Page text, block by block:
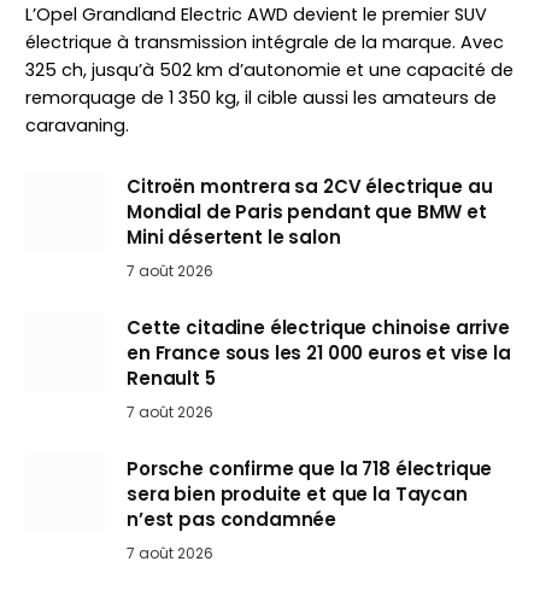
L’Opel Grandland Electric AWD devient le premier SUV
électrique à transmission intégrale de la marque. Avec
325 ch, jusqu’à 502 km d’autonomie et une capacité de
remorquage de 1 350 kg, il cible aussi les amateurs de
caravaning.
Citroën montrera sa 2CV électrique au
Mondial de Paris pendant que BMW et
Mini désertent le salon
7 août 2026
Cette citadine électrique chinoise arrive
en France sous les 21 000 euros et vise la
Renault 5
7 août 2026
Porsche confirme que la 718 électrique
sera bien produite et que la Taycan
n’est pas condamnée
7 août 2026